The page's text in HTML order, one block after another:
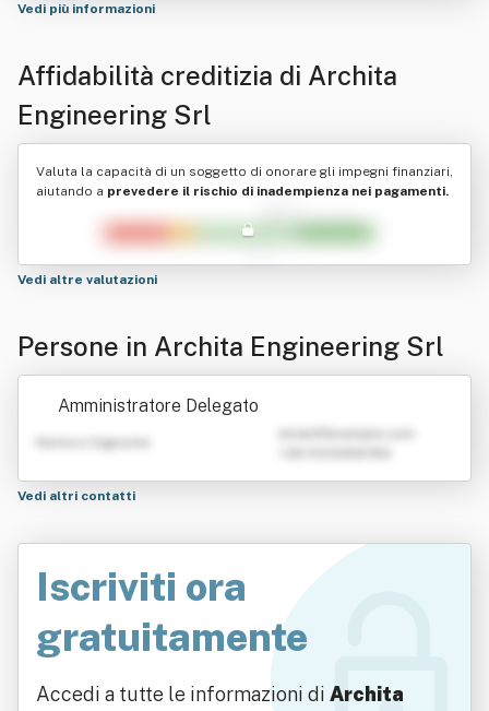
Vedi più informazioni
Affidabilità creditizia di Archita
Engineering Srl
Valuta la capacità di un soggetto di onorare gli impegni finanziari,
aiutando a prevedere il rischio di inadempienza nei pagamenti.
Vedi altre valutazioni
Persone in Archita Engineering Srl
Amministratore Delegato
Nome e Cognome
Vedi altri contatti
Iscriviti ora
gratuitamente
Accedi a tutte le informazioni di Archita